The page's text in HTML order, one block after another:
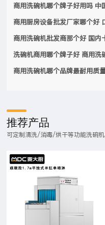
推荐产品
可定制清洗/消毒/烘干等功能洗碗机